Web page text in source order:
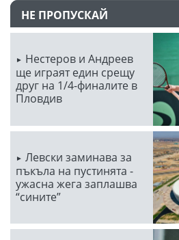
НЕ ПРОПУСКАЙ
Нестеров и Андреев
ще играят един срещу
друг на 1/4-финалите в
Пловдив
Левски заминава за
пъкъла на пустинята -
ужасна жега заплашва
“сините”